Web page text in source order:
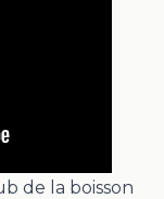
de la boisson